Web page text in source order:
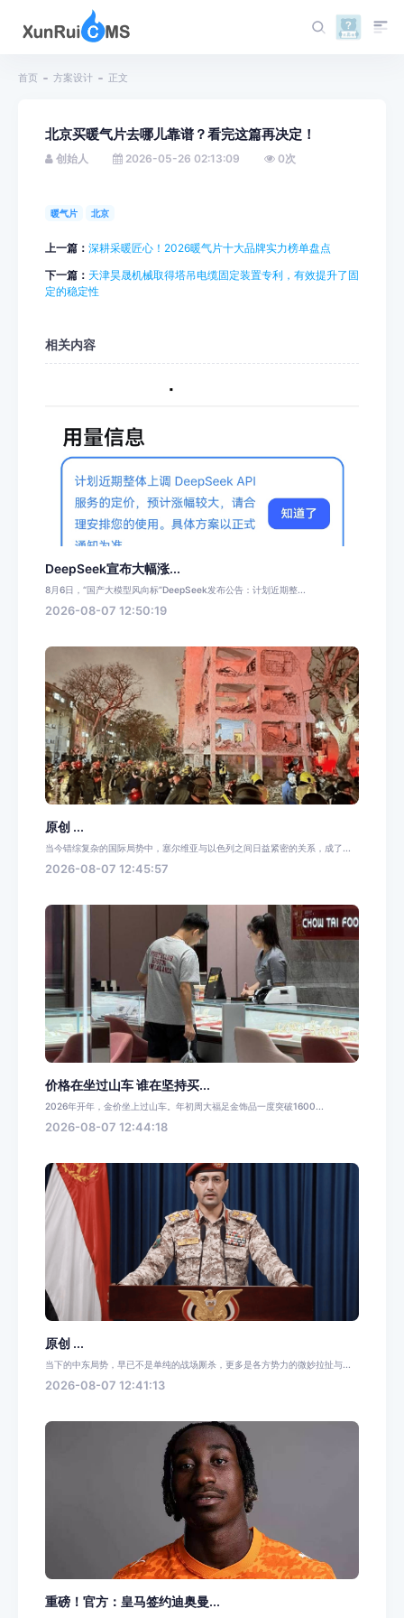
首页 方案设计 正文
北京买暖气片去哪儿靠谱？看完这篇再决定！
创始人 2026-05-26 02:13:09 0次
暖气片 北京
上一篇： 深耕采暖匠心！2026暖气片十大品牌实力榜单盘点
下一篇： 天津昊晟机械取得塔吊电缆固定装置专利，有效提升了固
定的稳定性
相关内容
DeepSeek宣布大幅涨...
8月6日，“国产大模型风向标”DeepSeek发布公告：计划近期整...
2026-08-07 12:50:19
原创 ...
当今错综复杂的国际局势中，塞尔维亚与以色列之间日益紧密的关系，成了...
2026-08-07 12:45:57
价格在坐过山车 谁在坚持买...
2026年开年，金价坐上过山车。年初周大福足金饰品一度突破1600...
2026-08-07 12:44:18
原创 ...
当下的中东局势，早已不是单纯的战场厮杀，更多是各方势力的微妙拉扯与...
2026-08-07 12:41:13
重磅！官方：皇马签约迪奥曼...